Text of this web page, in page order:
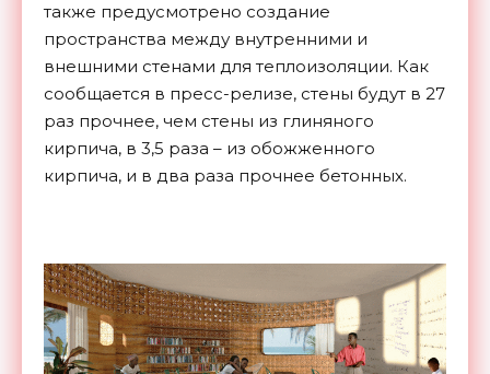
также предусмотрено создание
пространства между внутренними и
внешними стенами для теплоизоляции. Как
сообщается в пресс-релизе, стены будут в 27
раз прочнее, чем стены из глиняного
кирпича, в 3,5 раза – из обожженного
кирпича, и в два раза прочнее бетонных.